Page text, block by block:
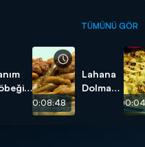
TÜMÜNÜ GÖR
00:08:48
Lahana
Dolması